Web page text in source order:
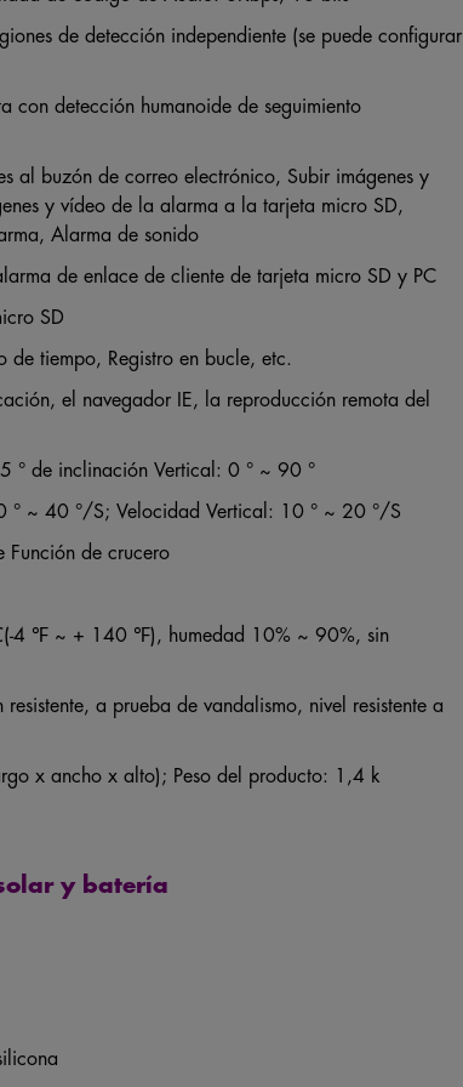
de detección independiente (se puede configurar
con detección humanoide de seguimiento
al buzón de correo electrónico, Subir imágenes y
y vídeo de la alarma a la tarjeta micro SD,
Alarma de sonido
de enlace de cliente de tarjeta micro SD y PC
SD
tiempo, Registro en bucle, etc.
el navegador IE, la reproducción remota del
° de inclinación Vertical: 0 ° ~ 90 °
° ~ 40 °/S; Velocidad Vertical: 10 ° ~ 20 °/S
Función de crucero
4 ℉ ~ + 140 ℉), humedad 10% ~ 90%, sin
a prueba de vandalismo, nivel resistente a
x ancho x alto); Peso del producto: 1,4 k
y batería